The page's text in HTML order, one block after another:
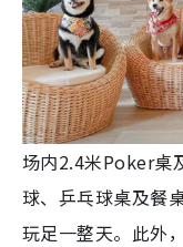
场内2.4米Poker桌
球、乒乓球桌及餐
玩足一整天。此外